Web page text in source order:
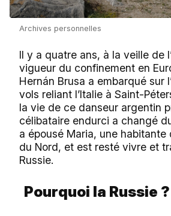
Archives personnelles
Il y a quatre ans, à la veille de
vigueur du confinement en
Hernán Brusa a embarqué sur
vols reliant l’Italie à Saint-
la vie de ce danseur argentin
célibataire endurci a changé
a épousé Maria, une habitante
du Nord, et est resté vivre et
Russie.
Pourquoi la Russie ?